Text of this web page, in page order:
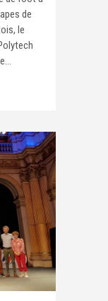
de
le